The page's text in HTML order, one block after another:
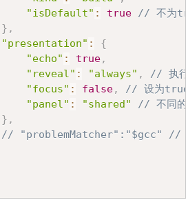
"isDefault" : true
// 不为
} ,
"presentation" :
{
"echo" : true,
"reveal" : "always" ,
// 执行
"focus" : false,
// 设为true
"panel" : "shared"
// 不同的
} ,
// "problemMatcher":"$gcc" // 此选